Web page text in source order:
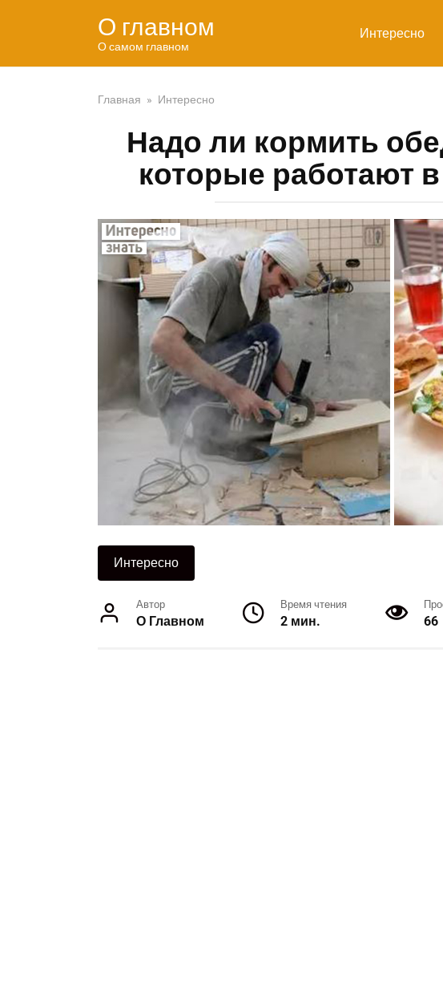
О главном
О самом главном
Интересно
Главная » Интересно
Надо ли кормить
которые работают
Интересно
Автор
О Главном
Время чтения
2 мин. 66